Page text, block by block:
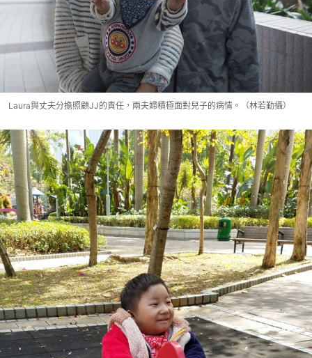
Laura與丈夫分擔照顧JJ的責任，兩夫婦積極面對兒子的病情。（林若勤攝）